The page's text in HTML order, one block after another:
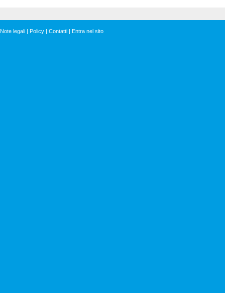
Note legali | Policy | Contatti | Entra nel sito